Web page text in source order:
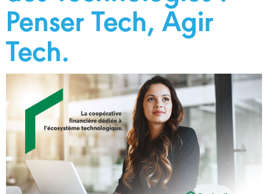
Penser Tech, Agir
Tech.